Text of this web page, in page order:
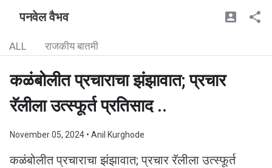
पनवेल वैभव
ALL राजकीय बातमी
कळंबोलीत प्रचाराचा झंझावात; प्रचार
रॅलीला उत्स्फूर्त प्रतिसाद ..
November 05, 2024 • Anil Kurghode
कळंबोलीत प्रचाराचा झंझावात; प्रचार रॅलीला उत्स्फूर्त